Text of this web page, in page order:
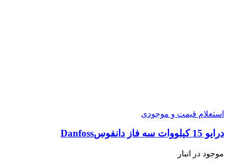
استعلام قیمت و موجودی
درایو 15 کیلووات سه فاز دانفوسDanfoss
موجود در انبار